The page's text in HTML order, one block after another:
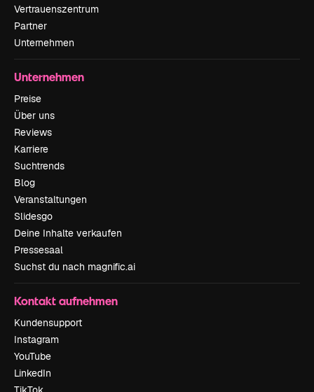
Vertrauenszentrum
Partner
Unternehmen
Unternehmen
Preise
Über uns
Reviews
Karriere
Suchtrends
Blog
Veranstaltungen
Slidesgo
Deine Inhalte verkaufen
Pressesaal
Suchst du nach magnific.ai
Kontakt aufnehmen
Kundensupport
Instagram
YouTube
LinkedIn